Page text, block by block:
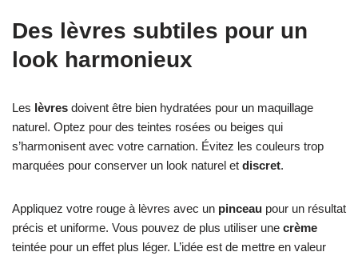
Des lèvres subtiles pour un
look harmonieux
Les lèvres doivent être bien hydratées pour un maquillage
naturel. Optez pour des teintes rosées ou beiges qui
s’harmonisent avec votre carnation. Évitez les couleurs trop
marquées pour conserver un look naturel et discret.
Appliquez votre rouge à lèvres avec un pinceau pour un résultat
précis et uniforme. Vous pouvez de plus utiliser une crème
teintée pour un effet plus léger. L’idée est de mettre en valeur